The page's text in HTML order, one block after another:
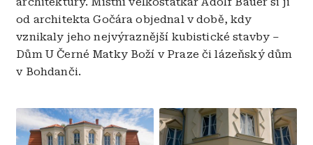
od architekta Gočára objednal v době, kdy
vznikaly jeho nejvýraznější kubistické stavby –
Dům U Černé Matky Boží v Praze či lázeňský dům
v Bohdanči.
Obrázek Obrázek